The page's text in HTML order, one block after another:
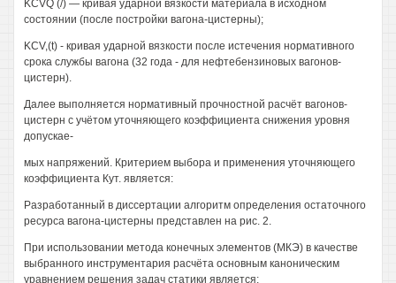
KCVQ (/) — кривая ударной вязкости материала в исходном
состоянии (после постройки вагона-цистерны);
KCV,(t) - кривая ударной вязкости после истечения нормативного
срока службы вагона (32 года - для нефтебензиновых вагонов-
цистерн).
Далее выполняется нормативный прочностной расчёт вагонов-
цистерн с учётом уточняющего коэффициента снижения уровня
допускае-
мых напряжений. Критерием выбора и применения уточняющего
коэффициента Кут. является:
Разработанный в диссертации алгоритм определения остаточного
ресурса вагона-цистерны представлен на рис. 2.
При использовании метода конечных элементов (МКЭ) в качестве
выбранного инструментария расчёта основным каноническим
уравнением решения задач статики является: